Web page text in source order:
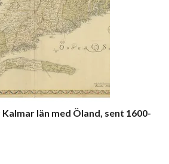
län med Öland, sent 1600-